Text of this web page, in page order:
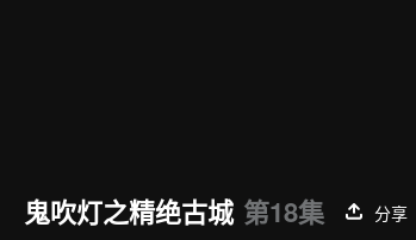
鬼吹灯之精绝古城 第18集
分享